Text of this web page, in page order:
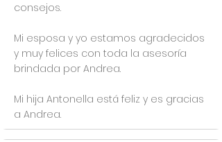
consejos.
Mi esposa y yo estamos agradecidos
y muy felices con toda la asesoría
brindada por Andrea.
Mi hija Antonella está feliz y es gracias
a Andrea.